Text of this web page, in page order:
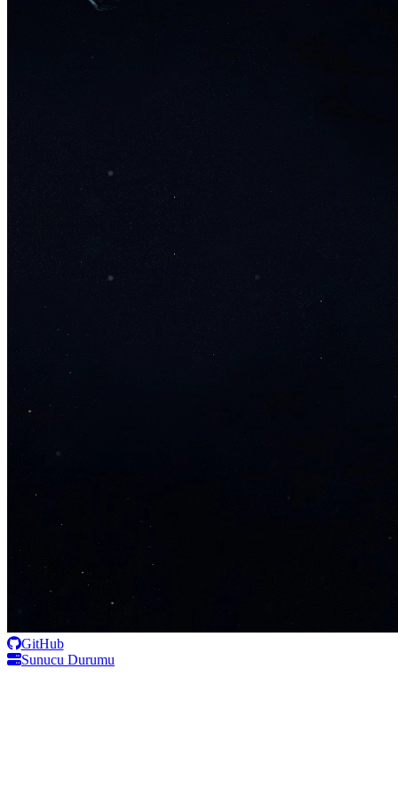
GitHub
Sunucu Durumu